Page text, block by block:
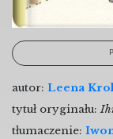
autor: Leena
tytuł oryginału:
tłumaczenie: